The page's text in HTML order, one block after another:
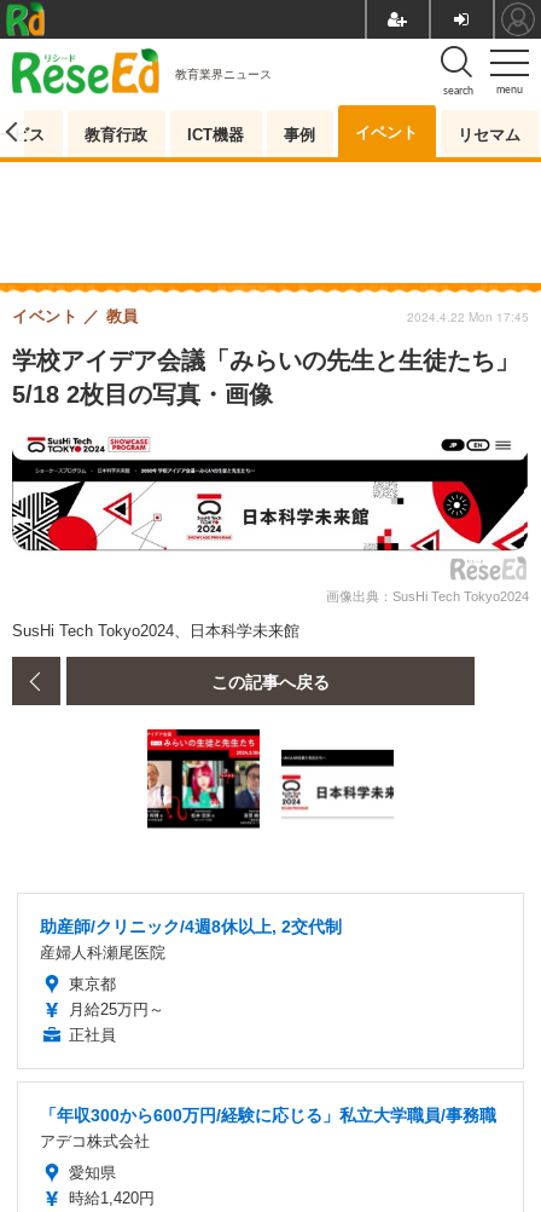
menu
search
教育業界ニュース
ビス 教育行政 ICT機器 事例 イベント リセマム
学校アイデア会議「みらいの先生と生徒たち」
5/18 2枚目の写真・画像
イベント 教員 2024.4.22 Mon 17:45
画像出典：SusHi Tech Tokyo2024
SusHi Tech Tokyo2024、日本科学未来館
この記事へ戻る
助産師/クリニック/4週8休以上, 2交代制
産婦人科瀬尾医院
東京都
月給25万円～
正社員
「年収300から600万円/経験に応じる」私立大学職員/事務職
アデコ株式会社
愛知県
時給1,420円